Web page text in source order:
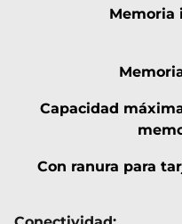
Memoria
Capacidad
Con ranura para